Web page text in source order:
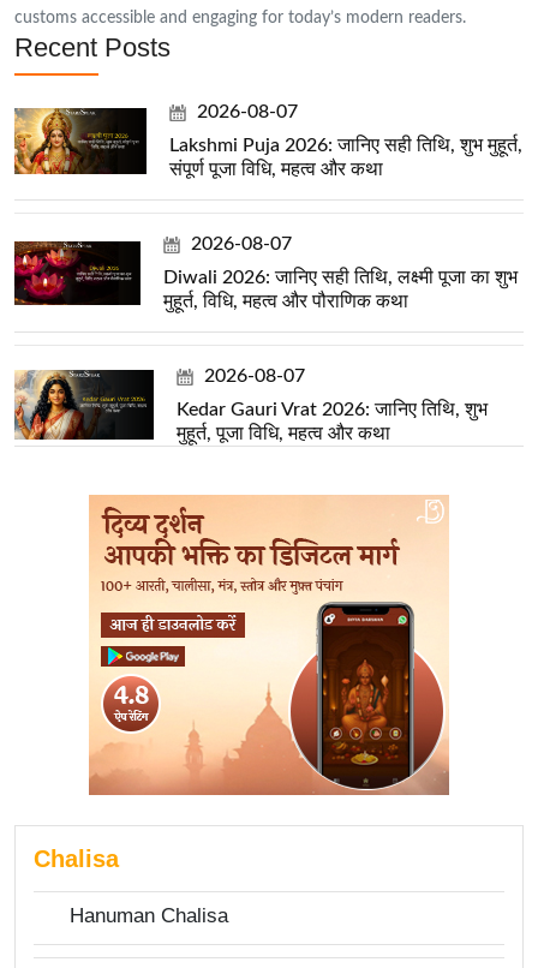
customs accessible and engaging for today’s modern readers.
Recent Posts
2026-08-07
Lakshmi Puja 2026: जानिए सही तिथि, शुभ मुहूर्त,
संपूर्ण पूजा विधि, महत्व और कथा
2026-08-07
Diwali 2026: जानिए सही तिथि, लक्ष्मी पूजा का शुभ
मुहूर्त, विधि, महत्व और पौराणिक कथा
2026-08-07
Kedar Gauri Vrat 2026: जानिए तिथि, शुभ
मुहूर्त, पूजा विधि, महत्व और कथा
Chalisa
Hanuman Chalisa